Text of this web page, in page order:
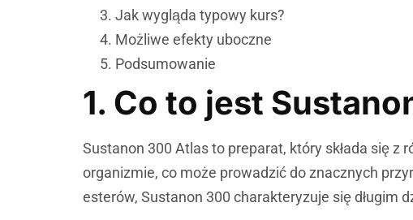
Jak wygląda typowy kurs?
Możliwe efekty uboczne
Podsumowanie
1. Co to jest
Sustanon 300 Atlas to preparat, który składa się
organizmie, co może prowadzić do znacznych
esterów, Sustanon 300 charakteryzuje się długim